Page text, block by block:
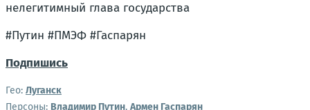
нелегитимный глава государства
#Путин #ПМЭФ #Гаспарян
Подпишись
Гео: Луганск
Персоны: Владимир Путин, Армен Гаспарян